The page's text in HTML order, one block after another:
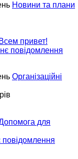
Новини та плани
привет!
повідомлення
Організаційні
для
повідомлення